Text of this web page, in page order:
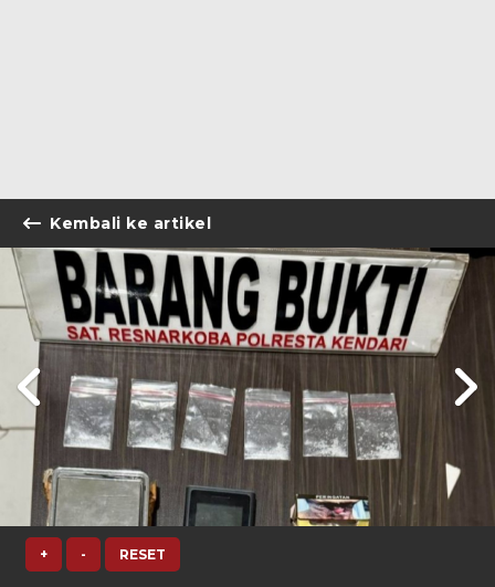
Kembali ke artikel
+ - RESET